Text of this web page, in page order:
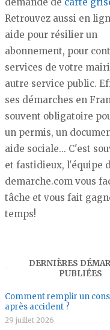
Retrouvez aussi en
aide pour résilier un
abonnement, pour
services de votre
autre service public.
ses démarches en
souvent obligatoire
un permis, un
aide sociale... C'est
et fastidieux, l'équipe
demarche.com vous
tâche et vous fait
temps!
DERNIÈRES
PUBLIÉES
Comment remplir un
après accident ?
29 juillet 2026